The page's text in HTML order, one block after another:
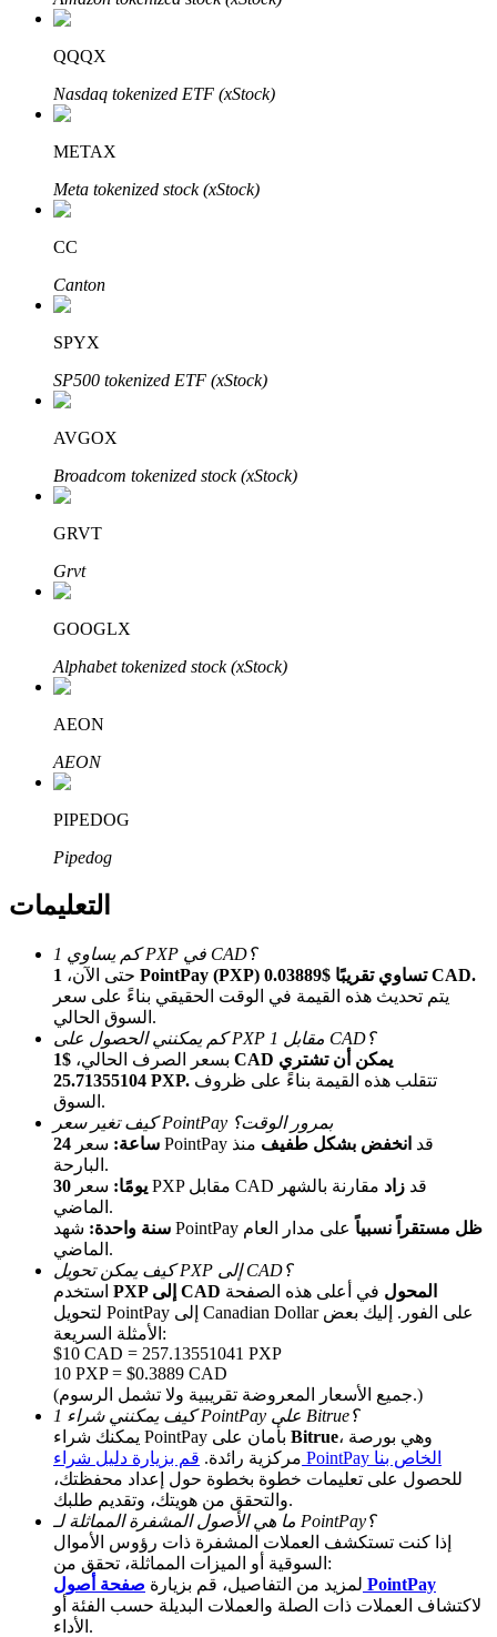
الاستثمار التلقائي
احصل على أرباح طويلة الأجل وفوائد مرنة
Bitrue
شركاء بيترو
شركاء Bitrue
تصل العمولات إلى 65٪!
الإحالة
قم بدعوة صديق لتحصل على مكافآت نقدية
BTC Welcome Rewards
BTC Welcome Rewards
Deposit & Trade BTC to Share 25000 USDT prize pool!
QQQX
Nasdaq tokenized ETF (xStock)
METAX
Meta tokenized stock (xStock)
CC
Canton
SPYX
SP500 tokenized ETF (xStock)
AVGOX
Broadcom tokenized stock (xStock)
GRVT
Grvt
GOOGLX
Alphabet tokenized stock (xStock)
AEON
AEON
PIPEDOG
Pipedog
التعليمات
كم يساوي 1 PXP في CAD؟
حتى الآن،
1 PointPay (PXP) تساوي تقريبًا $0.03889 CAD.
يتم تحديث هذه القيمة في الوقت الحقيقي بناءً على سعر
السوق الحالي.
كم يمكنني الحصول على PXP مقابل 1 CAD؟
بسعر الصرف الحالي،
$1 CAD يمكن أن تشتري
25.71355104 PXP.
السوق.
كيف تغير سعر PointPay بمرور الوقت؟
24 ساعة:
سعر PointPay قد انخفض بشكل طفيف منذ
البارحة.
30 يومًا:
سعر PXP مقابل CAD قد زاد مقارنة بالشهر
الماضي.
سنة واحدة: شهد PointPay ظل مستقراً نسبياً على مدار العام
الماضي.
كيف يمكن تحويل PXP إلى CAD؟
PXP إلى CAD المحول في أعلى هذه الصفحة
لتحويل PointPay إلى Canadian Dollar على الفور. إليك بعض
الأمثلة السريعة:
$10 CAD = 257.13551041 PXP
10 PXP = $0.3889 CAD
(جميع الأسعار المعروضة تقريبية ولا تشمل الرسوم.)
كيف يمكنني شراء 1 PointPay على Bitrue؟
Bitrue، وهي بورصة
مركزية رائدة.
قم بزيارة دليل شراء PointPay الخاص بنا
للحصول على تعليمات خطوة بخطوة حول إعداد محفظتك،
والتحقق من هويتك، وتقديم طلبك.
ما هي الأصول المشفرة المماثلة لـ PointPay؟
إذا كنت تستكشف العملات المشفرة ذات رؤوس الأموال
السوقية أو الميزات المماثلة، تحقق من:
لمزيد من التفاصيل، قم بزيارة صفحة أصول PointPay
لاكتشاف العملات ذات الصلة والعملات البديلة حسب الفئة أو
الأداء.